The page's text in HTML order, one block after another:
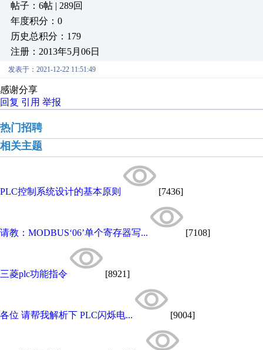
帖子：6帖 | 289回
年度积分：0
历史总积分：179
注册：2013年5月06日
发表于：2021-12-22 11:51:49
感谢分享
回复 引用 举报
热门招聘
相关主题
PLC控制系统设计的基本原则 [7436]
请教：MODBUS‘06’单个寄存器写... [7108]
三菱plc功能指令 [8921]
各位 请帮我解析下 PLC闪烁电... [9004]